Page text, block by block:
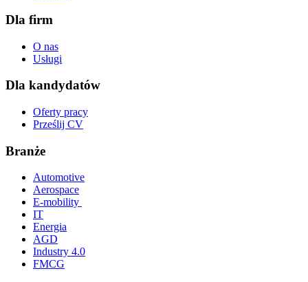
Dla firm
O nas
Usługi
Dla kandydatów
Oferty pracy
Prześlij CV
Branże
Automotive
Aerospace
E-mobility
IT
Energia
AGD
Industry 4.0
FMCG